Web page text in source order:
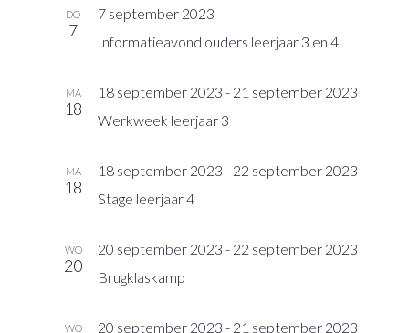
navigatie
datum.
DO
7
7 september 2023
Informatieavond ouders leerjaar 3 en 4
MA
18
18 september 2023 - 21 september 2023
Werkweek leerjaar 3
MA
18
18 september 2023 - 22 september 2023
Stage leerjaar 4
WO
20
20 september 2023 - 22 september 2023
Brugklaskamp
WO 20 september 2023 - 21 september 2023